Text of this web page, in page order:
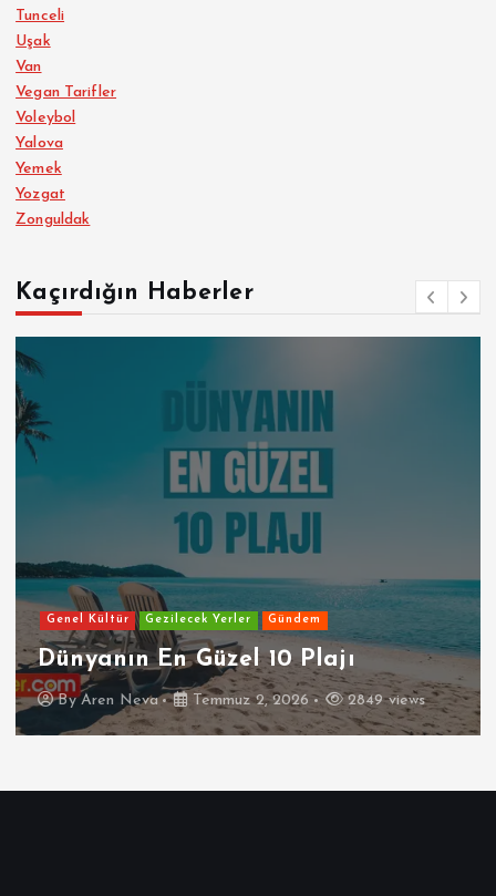
Tunceli
Uşak
Van
Vegan Tarifler
Voleybol
Yalova
Yemek
Yozgat
Zonguldak
Kaçırdığın Haberler
Genel Kültür Gezilecek Yerler Gündem
Dünyanın En Güzel 10 Plajı
ByAren Neva Temmuz 2, 2026 2849 views